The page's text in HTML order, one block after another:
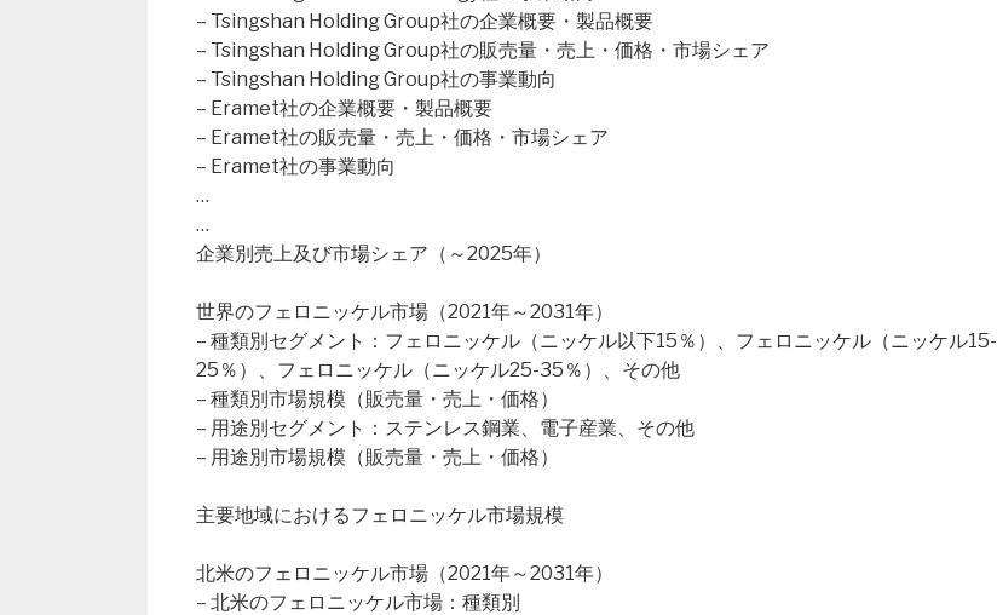
– Tsingshan Holding Group社の企業概要・製品概要
– Tsingshan Holding Group社の販売量・売上・価格・市場シェア
– Tsingshan Holding Group社の事業動向
– Eramet社の企業概要・製品概要
– Eramet社の販売量・売上・価格・市場シェア
– Eramet社の事業動向
…
…
企業別売上及び市場シェア（～2025年）
世界のフェロニッケル市場（2021年～2031年）
– 種類別セグメント：フェロニッケル（ニッケル以下15％）、フェロニッケル（ニッケル15-
25％）、フェロニッケル（ニッケル25-35％）、その他
– 種類別市場規模（販売量・売上・価格）
– 用途別セグメント：ステンレス鋼業、電子産業、その他
– 用途別市場規模（販売量・売上・価格）
主要地域におけるフェロニッケル市場規模
北米のフェロニッケル市場（2021年～2031年）
– 北米のフェロニッケル市場：種類別